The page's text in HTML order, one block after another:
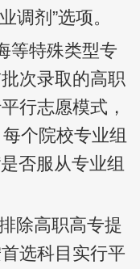
调剂”选项。
特殊类型专
次录取的高职
行志愿模式，
个院校专业组
否服从专业组
除高职高专提
选科目实行平